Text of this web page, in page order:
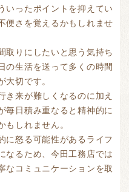
いったポイントを抑えてい
便さを覚えるかもしれませ
取りにしたいと思う気持ち
の生活を送って多くの時間
大切です。
き来が難しくなるのに加え
毎日積み重なると精神的に
もしれません。
に怒る可能性があるライフ
なるため、今田工務店では
なコミュニケーションを取